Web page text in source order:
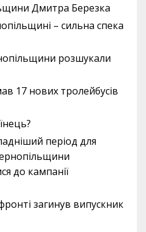
Дмитра Березка
– сильна спека
розшукали
17 нових тролейбусів
період для
до кампанії
загинув випускник